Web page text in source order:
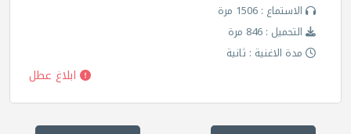
الاستماع : 1506 مرة
التحميل : 846 مرة
مدة الاغنية : ثانية
ابلاغ عطل